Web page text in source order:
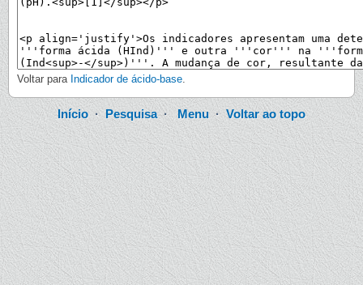
Voltar para Indicador de ácido-base.
Início·Pesquisa·Menu ·Voltar ao topo